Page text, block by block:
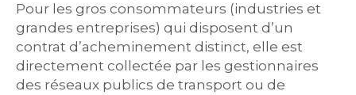
Pour les gros consommateurs (industries et
grandes entreprises) qui disposent d’un
contrat d’acheminement distinct, elle est
directement collectée par les gestionnaires
des réseaux publics de transport ou de